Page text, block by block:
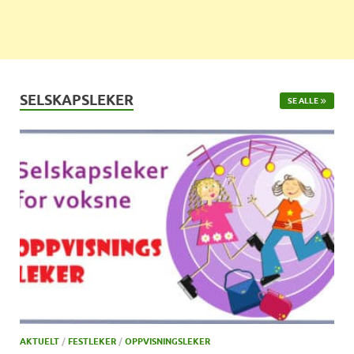
SELSKAPSLEKER SE ALLE
AKTUELT / FESTLEKER / OPPVISNINGSLEKER